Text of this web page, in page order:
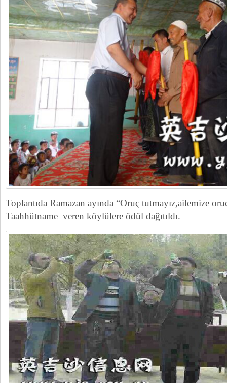
Toplantıda Ramazan ayında “Oruç tutmayız,ailemize
Taahhütname veren köylülere ödül dağıtıldı.